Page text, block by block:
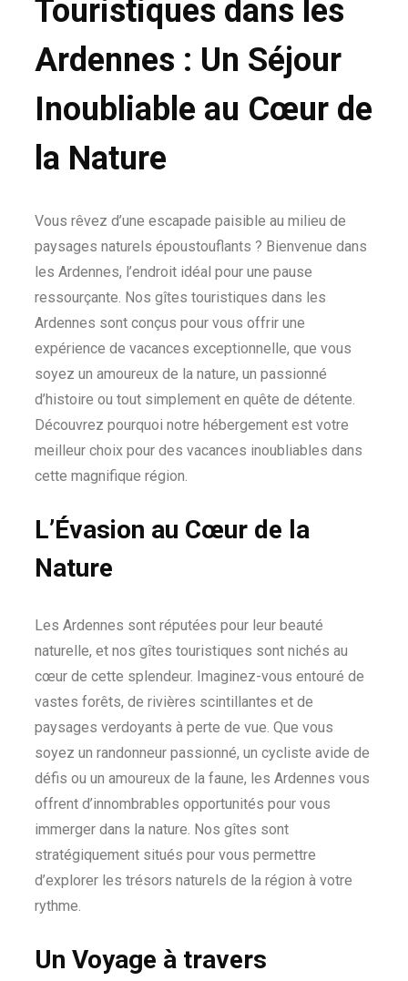
Touristiques dans les
Ardennes : Un Séjour
Inoubliable au Cœur de
la Nature
Vous rêvez d’une escapade paisible au milieu de
paysages naturels époustouflants ? Bienvenue dans
les Ardennes, l’endroit idéal pour une pause
ressourçante. Nos gîtes touristiques dans les
Ardennes sont conçus pour vous offrir une
expérience de vacances exceptionnelle, que vous
soyez un amoureux de la nature, un passionné
d’histoire ou tout simplement en quête de détente.
Découvrez pourquoi notre hébergement est votre
meilleur choix pour des vacances inoubliables dans
cette magnifique région.
L’Évasion au Cœur de la
Nature
Les Ardennes sont réputées pour leur beauté
naturelle, et nos gîtes touristiques sont nichés au
cœur de cette splendeur. Imaginez-vous entouré de
vastes forêts, de rivières scintillantes et de
paysages verdoyants à perte de vue. Que vous
soyez un randonneur passionné, un cycliste avide de
défis ou un amoureux de la faune, les Ardennes vous
offrent d’innombrables opportunités pour vous
immerger dans la nature. Nos gîtes sont
stratégiquement situés pour vous permettre
d’explorer les trésors naturels de la région à votre
rythme.
Un Voyage à travers